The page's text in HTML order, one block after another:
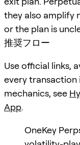
they also amplify
or the plan is
推奨フロー
Use official links,
every transaction
mechanics, see
App.
OneKey